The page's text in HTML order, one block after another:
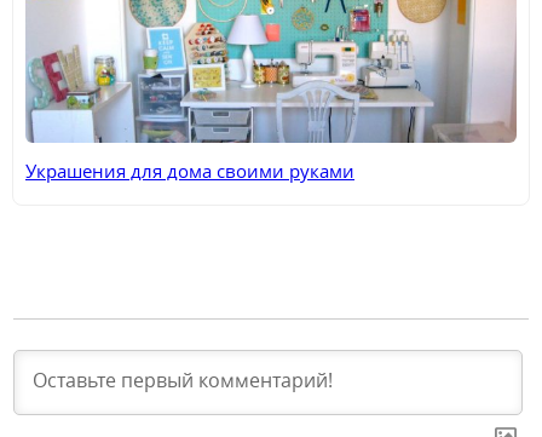
Украшения для дома своими руками